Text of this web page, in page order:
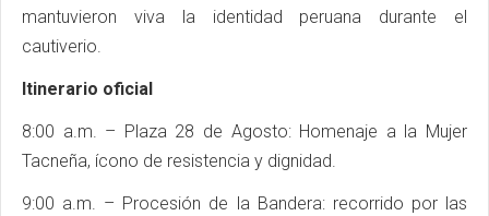
mantuvieron viva la identidad peruana durante el
cautiverio.
Itinerario oficial
8:00 a.m. – Plaza 28 de Agosto: Homenaje a la Mujer
Tacneña, ícono de resistencia y dignidad.
9:00 a.m. – Procesión de la Bandera: recorrido por las